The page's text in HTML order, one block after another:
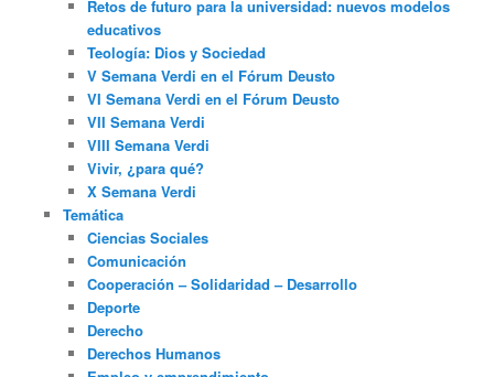
Retos de futuro para la universidad: nuevos modelos
educativos
Teología: Dios y Sociedad
V Semana Verdi en el Fórum Deusto
VI Semana Verdi en el Fórum Deusto
VII Semana Verdi
VIII Semana Verdi
Vivir, ¿para qué?
X Semana Verdi
Temática
Ciencias Sociales
Comunicación
Cooperación – Solidaridad – Desarrollo
Deporte
Derecho
Derechos Humanos